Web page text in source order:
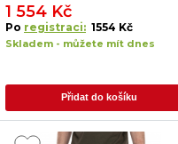
1 554 Kč
Po registraci: 1554 Kč
Skladem - můžete mít dnes
Přidat do košíku